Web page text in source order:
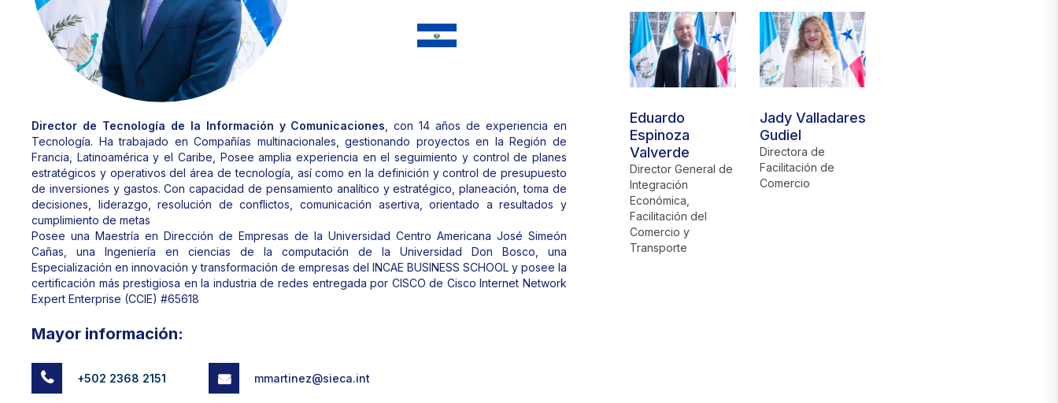
Director de Tecnología de la Información y Comunicaciones , con 14 años de experiencia en
Tecnología. Ha trabajado en Compañías multinacionales, gestionando proyectos en la Región de
Francia, Latinoamérica y el Caribe, Posee amplia experiencia en el seguimiento y control de planes
estratégicos y operativos del área de tecnología, así como en la definición y control de presupuesto
de inversiones y gastos. Con capacidad de pensamiento analítico y estratégico, planeación, toma de
decisiones, liderazgo, resolución de conflictos, comunicación asertiva, orientado a resultados y
cumplimiento de metas
Posee una Maestría en Dirección de Empresas de la Universidad Centro Americana José Simeón
Cañas, una Ingeniería en ciencias de la computación de la Universidad Don Bosco, una
Especialización en innovación y transformación de empresas del INCAE BUSINESS SCHOOL y posee la
certificación más prestigiosa en la industria de redes entregada por CISCO de Cisco Internet Network
Expert Enterprise (CCIE) #65618
Mayor información:
+502 2368 2151 mmartinez@sieca.int
Edith Flores de
Molina
Directora del Centro
de Estudios en
Integración
Económica
Mario
Geovanny
Martínez
Márquez
Director de
Tecnología de la
Comunicaciones
Eduardo
Espinoza
Valverde
Director General de
Integración
Económica,
Facilitación del
Comercio y
Transporte
Jady Valladares
Gudiel
Directora de
Facilitación de
Comercio